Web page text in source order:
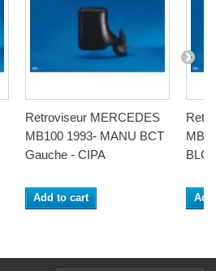
Retroviseur MERCEDES
MB100 1993- MANU BCT
Gauche - CIPA
Add to cart